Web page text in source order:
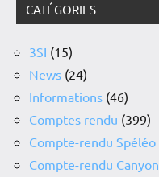
CATÉGORIES
3SI (15)
News (24)
Informations (46)
Comptes rendu (399)
Compte-rendu Spéléo
Compte-rendu Canyon